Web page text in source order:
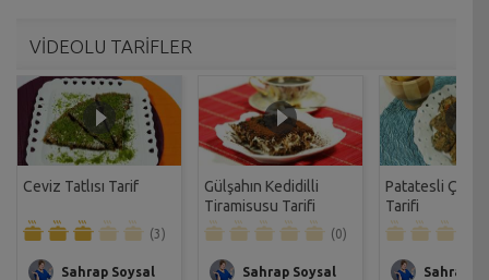
VİDEOLU TARİFLER
Ceviz Tatlısı Tarif
(3)
Sahrap Soysal
Gülşahın Kedidilli
Tiramisusu Tarifi
(0)
Sahrap Soysal
Patatesli Çıtır
Tarifi
Sahrap